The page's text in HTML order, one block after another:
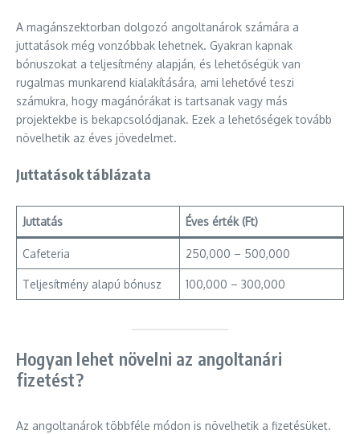
A magánszektorban dolgozó angoltanárok számára a
juttatások még vonzóbbak lehetnek. Gyakran kapnak
bónuszokat a teljesítmény alapján, és lehetőségük van
rugalmas munkarend kialakítására, ami lehetővé teszi
számukra, hogy magánórákat is tartsanak vagy más
projektekbe is bekapcsolódjanak. Ezek a lehetőségek tovább
növelhetik az éves jövedelmet.
Juttatások táblázata
Juttatás Éves érték (Ft)
Cafeteria 250,000 – 500,000
Teljesítmény alapú bónusz 100,000 – 300,000
Hogyan lehet növelni az angoltanári
fizetést?
Az angoltanárok többféle módon is növelhetik a fizetésüket.